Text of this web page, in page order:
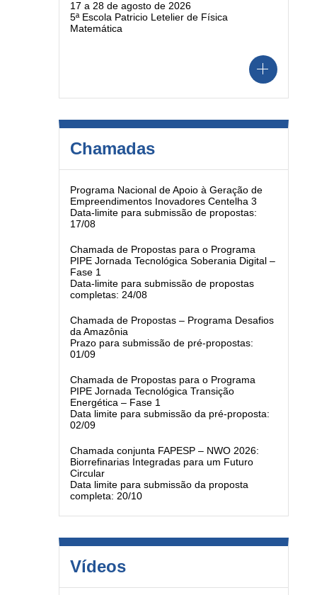
17 a 28 de agosto de 2026
5ª Escola Patricio Letelier de Física
Matemática
Chamadas
Programa Nacional de Apoio à Geração de
Empreendimentos Inovadores Centelha 3
Data-limite para submissão de propostas:
17/08
Chamada de Propostas para o Programa
PIPE Jornada Tecnológica Soberania Digital –
Fase 1
Data-limite para submissão de propostas
completas: 24/08
Chamada de Propostas – Programa Desafios
da Amazônia
Prazo para submissão de pré-propostas:
01/09
Chamada de Propostas para o Programa
PIPE Jornada Tecnológica Transição
Energética – Fase 1
Data limite para submissão da pré-proposta:
02/09
Chamada conjunta FAPESP – NWO 2026:
Biorrefinarias Integradas para um Futuro
Circular
Data limite para submissão da proposta
completa: 20/10
Vídeos